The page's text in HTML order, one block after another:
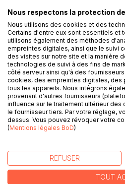
Le narrateur
littérature qui doit,
importante. Aussi a-
femme aperçue
Un roman ou la
parle de narratologie
Nous respectons la protection
Nous utilisons des cookies et des
Certains d'entre eux sont essentiels et
utilisons également des méthodes
empreintes digitales, ainsi que le suivi
des visites sur notre site et la manière
technologies de suivi à des fins de
côté serveur ainsi qu'à des
cookies, des empreintes digitales, des
tous les appareils. Nous intégrons
provenant d'autres fournisseurs
influence sur le traitement ultérieur des
le fournisseur tiers. Par votre réglage,
dessus. Vous pouvez révoquer votre
(Mentions légales BoD)
REFUSER
TOUT